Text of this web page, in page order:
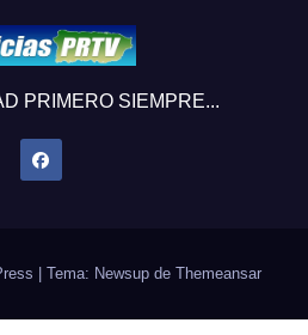
PRIMERO SIEMPRE...
Tema: Newsup de Themeansar